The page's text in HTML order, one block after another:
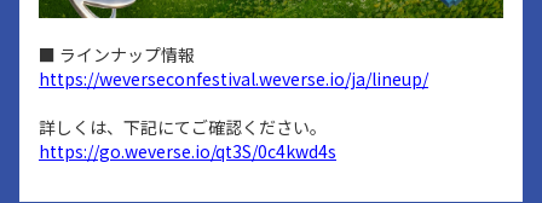
■ ラインナップ情報
https://weverseconfestival.weverse.io/ja/lineup/
詳しくは、下記にてご確認ください。
https://go.weverse.io/qt3S/0c4kwd4s